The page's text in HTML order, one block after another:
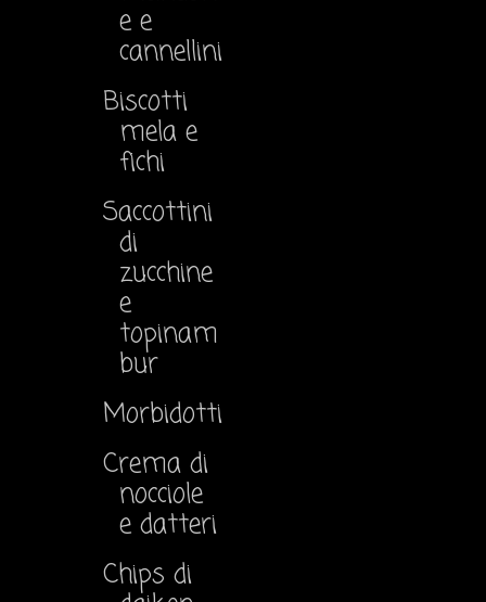
e e
cannellini
Biscotti
mela e
fichi
Saccottini
di
zucchine
e
topinam
bur
Morbidotti
Crema di
nocciole
e datteri
Chips di